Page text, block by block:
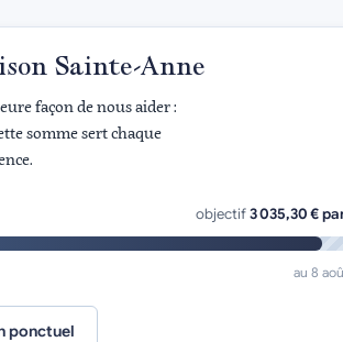
Sainte-Anne
façon de nous aider :
somme sert chaque
objectif3 035,30 €
au 8
ponctuel